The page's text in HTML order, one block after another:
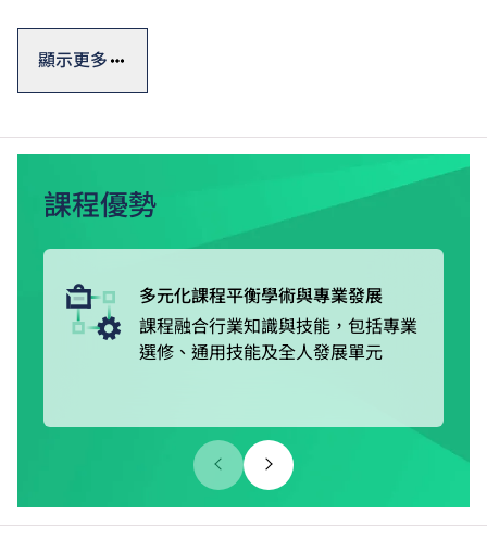
職專文憑一般修讀期為三年，課程通過本地評審，畢業生可
讀部分課程單元^。
完成課程後，可選擇投身業界，亦可繼續進修，取得更高學
歷。個別指定課程的學生更可選擇參加「學徒訓練計劃」下
的VTC Earn & Learn職學計劃，以「邊學邊賺」的模式接受
顯示更多
課程優勢
多元化課程平衡學術與專業發展
課程融合行業知識與技能，包括專業
選修、通用技能及全人發展單元